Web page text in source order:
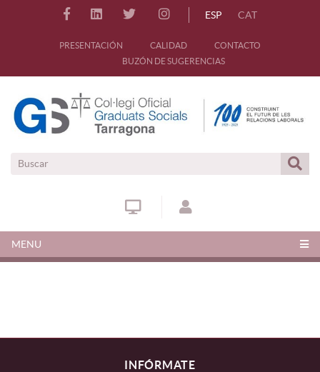
ESP CAT
PRESENTACIÓN CALIDAD
CONTACTO
BUZÓN DE SUGERENCIAS
MENU
INFÓRMATE